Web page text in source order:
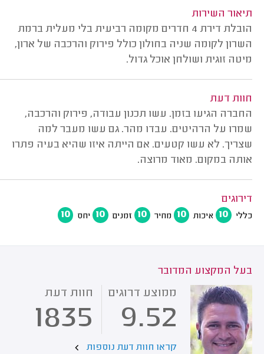
תיאור השירות
הובלת דירת 4 חדרים מקומה רביעית בלי מעלית ברמת
השרון לקומה שניה בחולון כולל פירוק והרכבה של ארון,
מיטה זוגית ושולחן אוכל גדול.
חוות דעת
החברה הגיעו בזמן. עשו תכנון עבודה, פירוק והרכבה,
שמרו על הרהיטים. עבדו מהר. גם עשו מעבר למה
שצריך. לא עשו קטעים. אם הייתה איזו שהיא בעיה פתרו
אותה במקום. מאוד מרוצה.
דירוגים
כללי 10 איכות 10 מחיר 10 זמנים 10 יחס 10
בעל המקצוע המדובר
ממוצע דרוגים
9.52
חוות דעת
1835
קראו חוות דעת נוספות